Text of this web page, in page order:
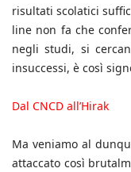
risultati scolatici
line non fa che
negli studi, si
insuccessi, è così
Dal CNCD all’Hirak
Ma veniamo al
attaccato così